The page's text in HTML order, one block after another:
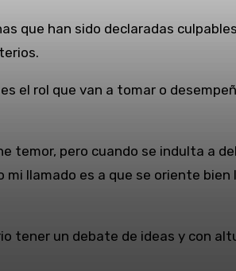
que han sido declaradas
el rol que van a tomar o
temor, pero cuando se indulta a
llamado es a que se oriente
tener un debate de ideas y con